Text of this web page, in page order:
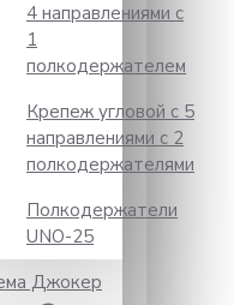
4 направлениями с
1
полкодержателем
Крепеж угловой с 5
направлениями с 2
полкодержателями
Полкодержатели
UNO-25
Джокер